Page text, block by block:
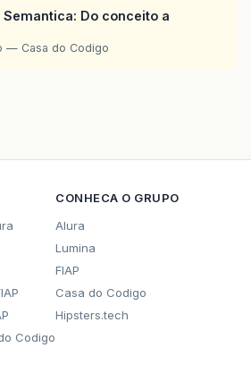
Do conceito a
— Casa do Codigo
Codigo
CONHECA O GRUPO
Alura
Lumina
FIAP
Casa do Codigo
Hipsters.tech